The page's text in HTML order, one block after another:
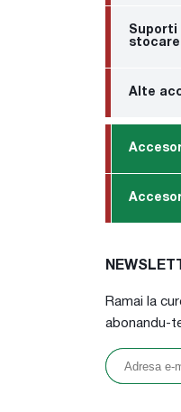
Suporti
Alte
Ramai la
abonandu-